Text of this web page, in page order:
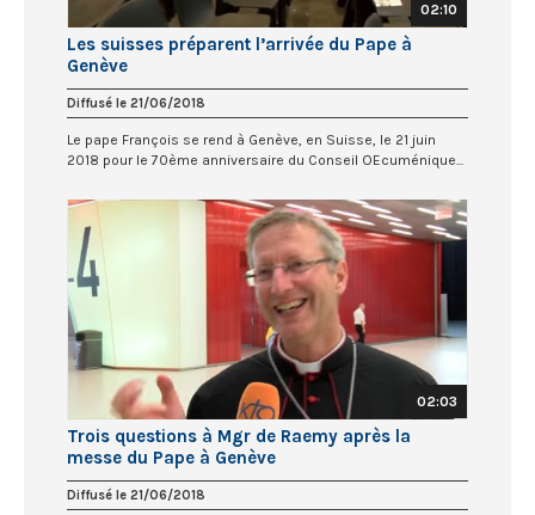
02:10
Les suisses préparent l’arrivée du Pape à
Genève
Diffusé le 21/06/2018
Le pape François se rend à Genève, en Suisse, le 21 juin
2018 pour le 70ème anniversaire du Conseil OEcuménique...
02:03
Trois questions à Mgr de Raemy après la
messe du Pape à Genève
Diffusé le 21/06/2018